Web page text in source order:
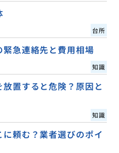
台所
急連絡先と費用相場
知識
置すると危険？原因と
知識
頼む？業者選びのポイ